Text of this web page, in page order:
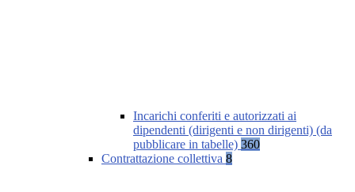
Incarichi conferiti e autorizzati ai
dipendenti (dirigenti e non dirigenti) (da
pubblicare in tabelle) 360
Contrattazione collettiva 8